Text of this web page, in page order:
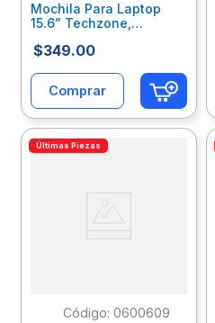
Mochila Para Laptop
15.6” Techzone,
Tzlbp56W-N
$349.00
Comprar
Últimas Piezas
: 0600609